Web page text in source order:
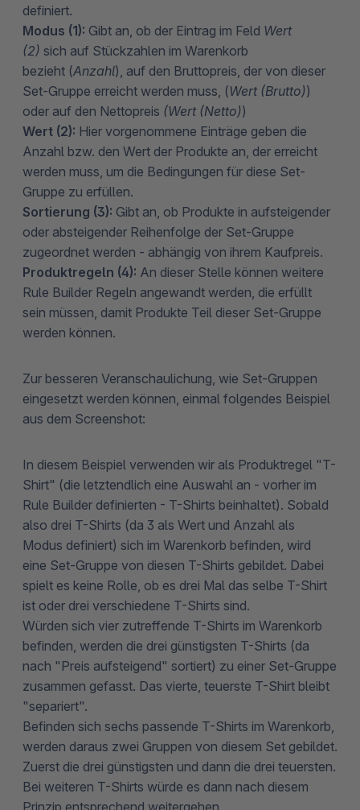
definiert.
Modus (1): Gibt an, ob der Eintrag im Feld Wert
(2) sich auf Stückzahlen im Warenkorb
bezieht (Anzahl), auf den Bruttopreis, der von dieser
Set-Gruppe erreicht werden muss, (Wert (Brutto))
oder auf den Nettopreis (Wert (Netto))
Wert (2): Hier vorgenommene Einträge geben die
Anzahl bzw. den Wert der Produkte an, der erreicht
werden muss, um die Bedingungen für diese Set-
Gruppe zu erfüllen.
Sortierung (3): Gibt an, ob Produkte in aufsteigender
oder absteigender Reihenfolge der Set-Gruppe
zugeordnet werden - abhängig von ihrem Kaufpreis.
Produktregeln (4): An dieser Stelle können weitere
Rule Builder Regeln angewandt werden, die erfüllt
sein müssen, damit Produkte Teil dieser Set-Gruppe
werden können.
Zur besseren Veranschaulichung, wie Set-Gruppen
eingesetzt werden können, einmal folgendes Beispiel
aus dem Screenshot:
In diesem Beispiel verwenden wir als Produktregel "T-
Shirt" (die letztendlich eine Auswahl an - vorher im
Rule Builder definierten - T-Shirts beinhaltet). Sobald
also drei T-Shirts (da 3 als Wert und Anzahl als
Modus definiert) sich im Warenkorb befinden, wird
eine Set-Gruppe von diesen T-Shirts gebildet. Dabei
spielt es keine Rolle, ob es drei Mal das selbe T-Shirt
ist oder drei verschiedene T-Shirts sind.
Würden sich vier zutreffende T-Shirts im Warenkorb
befinden, werden die drei günstigsten T-Shirts (da
nach "Preis aufsteigend" sortiert) zu einer Set-Gruppe
zusammen gefasst. Das vierte, teuerste T-Shirt bleibt
"separiert".
Befinden sich sechs passende T-Shirts im Warenkorb,
werden daraus zwei Gruppen von diesem Set gebildet.
Zuerst die drei günstigsten und dann die drei teuersten.
Bei weiteren T-Shirts würde es dann nach diesem